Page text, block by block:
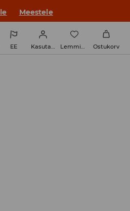
Meestele
EE Kasutaja Lemmikud Ostukorv